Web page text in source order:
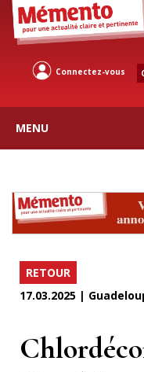
Connectez-vous
MENU
RETOUR
17.03.2025 |